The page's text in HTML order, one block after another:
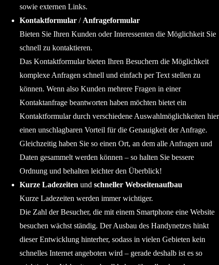
sowie externen Links.
Kontaktformular/ Anfrageformular
Bieten Sie Ihren Kunden oder Interessenten die Möglichkeit Sie
schnell zu kontaktieren.
Das Kontaktformular bieten Ihren Besuchern die Möglichkeit
komplexe Anfragen schnell und einfach per Text stellen zu
können. Wenn also Kunden mehrere Fragen in einer
Kontaktanfrage beantworten haben möchten bietet ein
Kontaktformular durch verschiedene Auswahlmöglichkeiten hier
einen unschlagbaren Vorteil für die Genauigkeit der Anfrage.
Gleichzeitig haben Sie so einen Ort, an dem alle Anfragen und
Daten gesammelt werden können – so halten Sie bessere
Ordnung und behalten leichter den Überblick!
Kurze Ladezeiten und schneller Webseitenaufbau
Kurze Ladezeiten werden immer wichtiger.
Die Zahl der Besucher, die mit einem Smartphone eine Website
besuchen wächst ständig. Der Ausbau des Handynetzes hinkt
dieser Entwicklung hinterher, sodass in vielen Gebieten kein
schnelles Internet angeboten wird – gerade deshalb ist es so